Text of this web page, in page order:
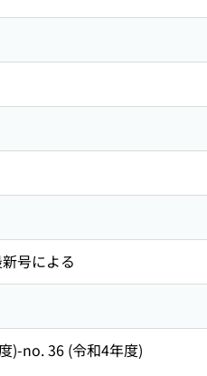
号による
)-no. 36 (令和4年度)